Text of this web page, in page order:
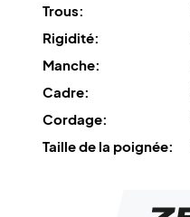
Trous:
Rigidité:
Manche:
Cadre:
Cordage:
Taille de la poignée: